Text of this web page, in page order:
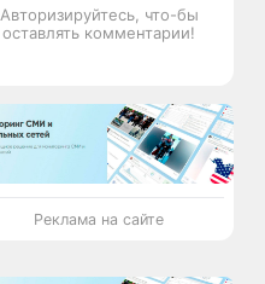
Авторизируйтесь, что-бы
оставлять комментарии!
Реклама на сайте